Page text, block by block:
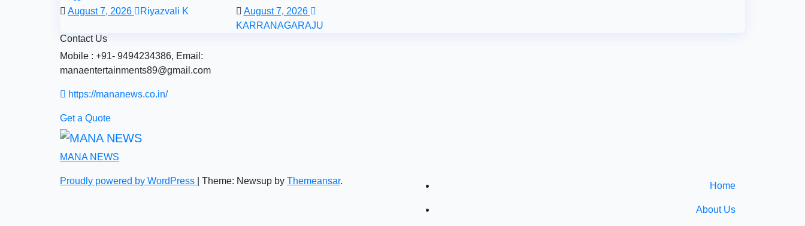
August 7, 2026 Riyazvali K
August 7, 2026
KARRANAGARAJU
Contact Us
Mobile : +91- 9494234386, Email:
manaentertainments89@gmail.com
https://mananews.co.in/
Get a Quote
MANA NEWS
Proudly powered by WordPress Theme: Newsup by Themeansar. Home
About Us